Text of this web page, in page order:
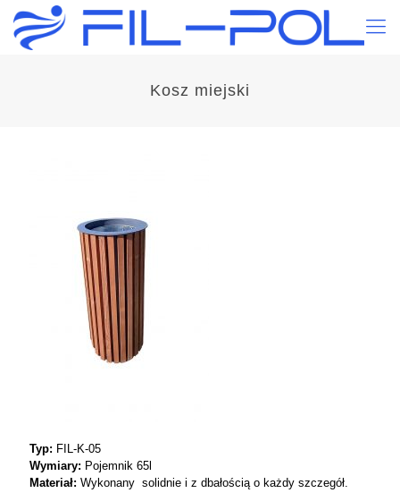
Kosz miejski
Typ: FIL-K-05
Wymiary: Pojemnik 65l
Materiał: Wykonany solidnie i z dbałością o każdy szczegół.